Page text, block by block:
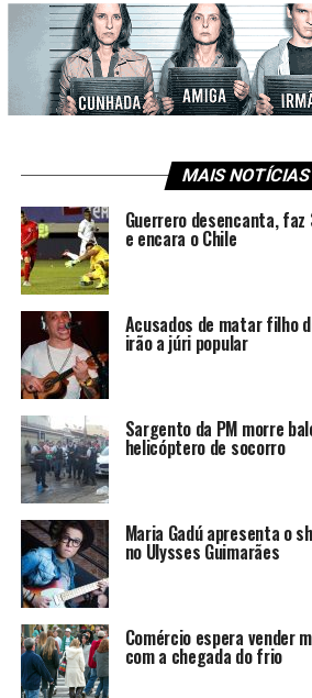
MAIS NOTÍCIAS
Guerrero desencanta,
e encara o Chile
Acusados de matar filho
irão a júri popular
Sargento da PM morre
helicóptero de socorro
Maria Gadú apresenta o
no Ulysses Guimarães
Comércio espera vender
com a chegada do frio